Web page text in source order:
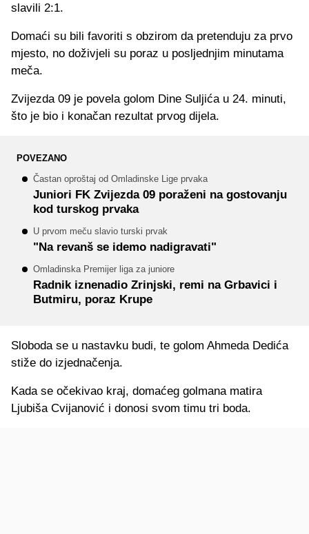
slavili 2:1.
Domaći su bili favoriti s obzirom da pretenduju za prvo
mjesto, no doživjeli su poraz u posljednjim minutama
meča.
Zvijezda 09 je povela golom Dine Suljića u 24. minuti,
što je bio i konačan rezultat prvog dijela.
POVEZANO
Častan oproštaj od Omladinske Lige prvaka
Juniori FK Zvijezda 09 poraženi na gostovanju
kod turskog prvaka
U prvom meču slavio turski prvak
"Na revanš se idemo nadigravati"
Omladinska Premijer liga za juniore
Radnik iznenadio Zrinjski, remi na Grbavici i
Butmiru, poraz Krupe
Sloboda se u nastavku budi, te golom Ahmeda Dedića
stiže do izjednačenja.
Kada se očekivao kraj, domaćeg golmana matira
Ljubiša Cvijanović i donosi svom timu tri boda.